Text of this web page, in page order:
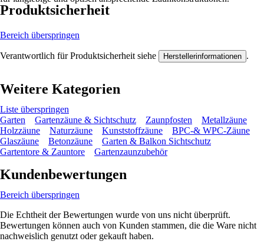
Produktsicherheit
Bereich überspringen
Verantwortlich für Produktsicherheit siehe Herstellerinformationen .
Weitere Kategorien
Liste überspringen
Garten
Gartenzäune & Sichtschutz Zaunpfosten
Metallzäune
Holzzäune
Naturzäune Kunststoffzäune
BPC-& WPC-Zäune
Glaszäune
Betonzäune
Garten & Balkon Sichtschutz
Gartentore & Zauntore
Gartenzaunzubehör
Kundenbewertungen
Bereich überspringen
Die Echtheit der Bewertungen wurde von uns nicht überprüft.
Bewertungen können auch von Kunden stammen, die die Ware nicht
nachweislich genutzt oder gekauft haben.